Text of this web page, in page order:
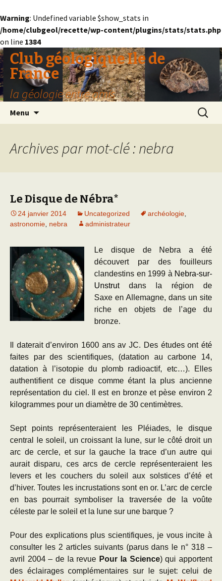
Warning: Undefined variable $show_stats in
/home/clubgeol/recette/wp-content/plugins/stats/stats.php
on line 1384
Club géologique Ile de
France
la géologie entre amis
Menu
Archives par mot-clé : nebra
Le Disque de Nébra*
24 janvier 2014 Uncategorized archéologie
astronomie nebra administrateur
Le disque de Nebra a été
découvert par des fouilleurs
clandestins en 1999 à Nebra-sur-
Unstrutdans la région de
Saxe en Allemagne, dans un site
riche en objets de l’age du
bronze.
Il daterait d’environ 1600 ans av JC. Des études ont été
faites par des scientifiques, (datation au carbone 14,
datation à l’isotopie du plomb radioactif, etc…). Elles
authentifient ce disque comme étant la plus ancienne
représentation du ciel. Il est en bronze et pèse environ 2
kilogrammes pour un diamètre de 30 centimètres.
Sept points représenteraient les Pléiades, le disque
central le soleil, un croissant la lune, sur le côté droit un
arc de cercle, et sur la gauche la trace d’un autre qui
aurait disparu, ces arcs de cercle représenteraient les
levers et les couchers du soleil aux solstices d’été et
d’hiver. Toutes les incrustations sont en or. L’arc de cercle
en bas pourrait symboliser la traversée de la voûte
céleste par le soleil et la lune sur une barque ?
Pour des explications plus scientifiques, je vous incite à
consulter les 2 articles suivants (parus dans le n° 318 –
avril 2004 – de la revue Pour la Science) qui apportent
des éclairages complémentaires sur le sujet: celui de